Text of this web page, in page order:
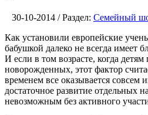
30-10-2014 / Раздел: Семейный
Как установили европейские
бабушкой далеко не всегда имеет
И если в том возрасте, когда
новорожденных, этот фактор
временем все оказывается совсем
достаточное развитие отдельных
невозможным без активного